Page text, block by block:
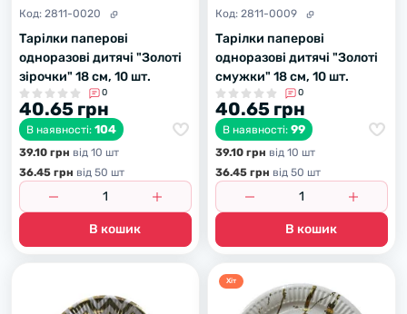
Код: 2811-0020
Тарілки паперові
одноразові дитячі "Золоті
зірочки" 18 см, 10 шт.
0
40.65 грн
В наявності: 104
39.10 грн вiд 10 шт
36.45 грн вiд 50 шт
В кошик
Код: 2811-0009
Тарілки паперові
одноразові дитячі "Золоті
смужки" 18 см, 10 шт.
0
40.65 грн
В наявності: 99
39.10 грн вiд 10 шт
36.45 грн вiд 50 шт
В кошик
Хiт